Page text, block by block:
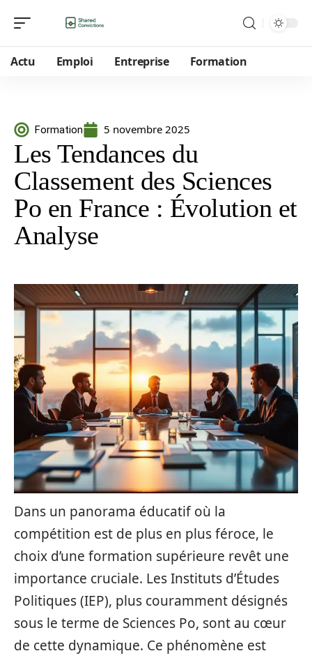
Actu Emploi Entreprise Formation
Formation 5 novembre 2025
Les Tendances du
Classement des Sciences
Po en France : Évolution et
Analyse
Dans un panorama éducatif où la
compétition est de plus en plus féroce, le
choix d’une formation supérieure revêt une
importance cruciale. Les Instituts d’Études
Politiques (IEP), plus couramment désignés
sous le terme de Sciences Po, sont au cœur
de cette dynamique. Ce phénomène est